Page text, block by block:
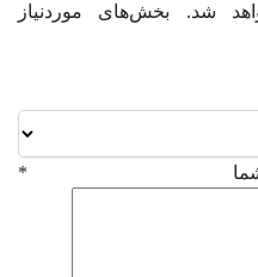
شد.
بخش‌های موردنیاز
شما *